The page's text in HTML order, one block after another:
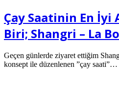
Çay Saatinin En İyi
Biri; Shangri – La
Geçen günlerde ziyaret ettiğim
konsept ile düzenlenen ”çay saati”…